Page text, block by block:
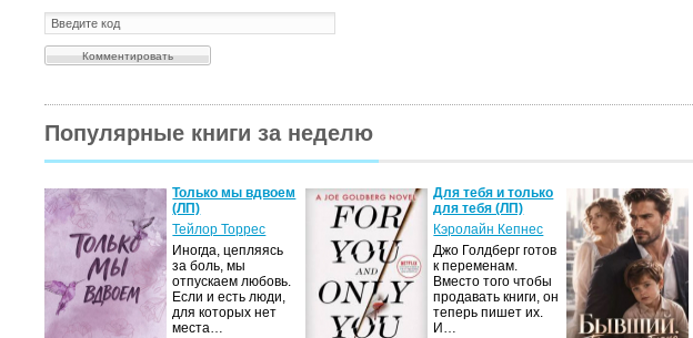
Популярные книги за неделю
Только мы вдвоем
(ЛП)
Тейлор Торрес
Иногда, цепляясь
за боль, мы
отпускаем любовь.
Если и есть люди,
для которых нет
места…
Для тебя и только
для тебя (ЛП)
Кэролайн Кепнес
Джо Голдберг готов
к переменам.
Вместо того чтобы
продавать книги, он
теперь пишет их.
И…